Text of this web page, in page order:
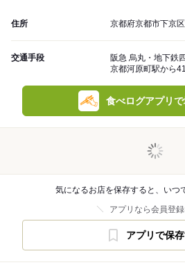
住所 京都府京都市下京
交通手段
阪急 烏丸・地下鉄
京都河原町駅から
食べログアプリで
気になるお店を保存すると、いつ
アプリなら会員登録
アプリで保